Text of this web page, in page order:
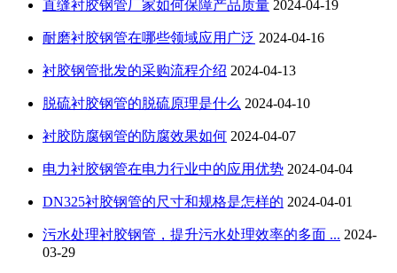
直缝衬胶钢管厂家如何保障产品质量 2024-04-19
耐磨衬胶钢管在哪些领域应用广泛 2024-04-16
衬胶钢管批发的采购流程介绍 2024-04-13
脱硫衬胶钢管的脱硫原理是什么 2024-04-10
衬胶防腐钢管的防腐效果如何 2024-04-07
电力衬胶钢管在电力行业中的应用优势 2024-04-04
DN325衬胶钢管的尺寸和规格是怎样的 2024-04-01
污水处理衬胶钢管，提升污水处理效率的多面 ... 2024-
03-29